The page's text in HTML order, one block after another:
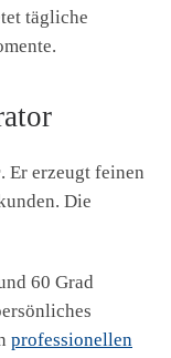
tägliche
. Er erzeugt feinen
Die
60 Grad
professionellen